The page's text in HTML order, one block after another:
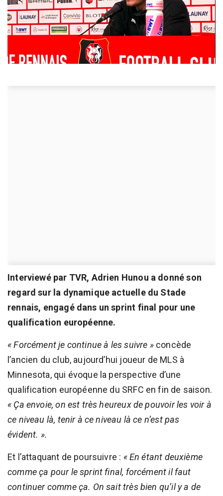
Interviewé par TVR, Adrien Hunou a donné son
regard sur la dynamique actuelle du Stade
rennais, engagé dans un sprint final pour une
qualification européenne.
« Forcément je continue à les suivre »concède
l’ancien du club, aujourd’hui joueur de MLS à
Minnesota, qui évoque la perspective d’une
qualification européenne du SRFC en fin de saison.
« Ça envoie, on est très heureux de pouvoir les voir à
ce niveau là, tenir à ce niveau là ce n’est pas
évident. ».
Et l’attaquant de poursuivre : « En étant deuxième
comme ça pour le sprint final, forcément il faut
continuer comme ça. On sait très bien qu’il y a de